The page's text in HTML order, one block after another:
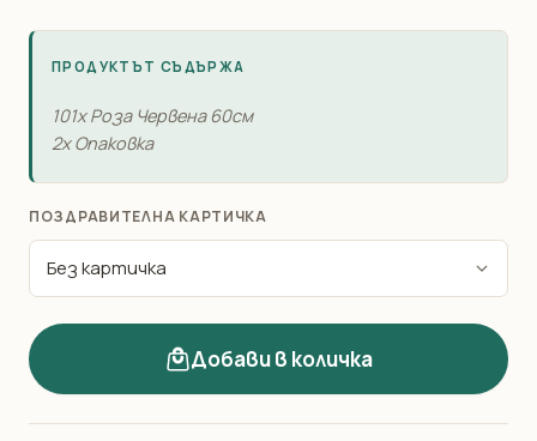
ПРОДУКТЪТ СЪДЪРЖА
101x Роза Червена 60см
2x Опаковка
ПОЗДРАВИТЕЛНА КАРТИЧКА
Добави в количка